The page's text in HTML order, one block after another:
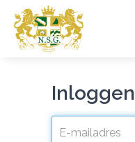
Inloggen